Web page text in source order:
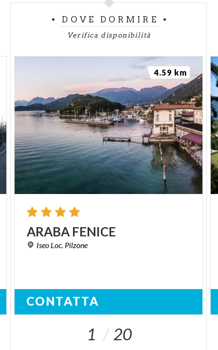
DOVE DORMIRE
Verifica disponibilità
ARABA FENICE
Iseo Loc. Pilzone
CONTATTA
4.59 km
1 20